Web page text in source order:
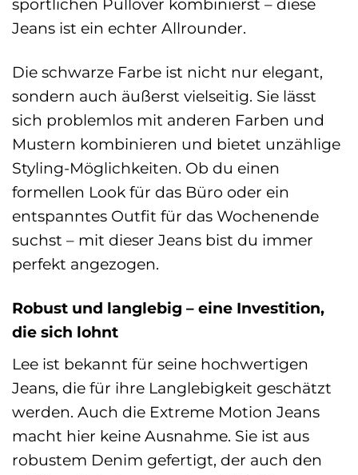
sportlichen Pullover kombinierst – diese
Jeans ist ein echter Allrounder.
Die schwarze Farbe ist nicht nur elegant,
sondern auch äußerst vielseitig. Sie lässt
sich problemlos mit anderen Farben und
Mustern kombinieren und bietet unzählige
Styling-Möglichkeiten. Ob du einen
formellen Look für das Büro oder ein
entspanntes Outfit für das Wochenende
suchst – mit dieser Jeans bist du immer
perfekt angezogen.
Robust und langlebig – eine Investition,
die sich lohnt
Lee ist bekannt für seine hochwertigen
Jeans, die für ihre Langlebigkeit geschätzt
werden. Auch die Extreme Motion Jeans
macht hier keine Ausnahme. Sie ist aus
robustem Denim gefertigt, der auch den